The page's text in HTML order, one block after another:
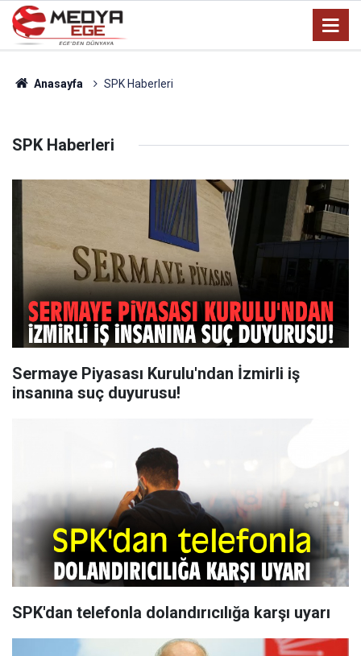
Anasayfa SPK Haberleri
SPK Haberleri
Sermaye Piyasası Kurulu'ndan İzmirli iş
insanına suç duyurusu!
SPK'dan telefonla dolandırıcılığa karşı uyarı